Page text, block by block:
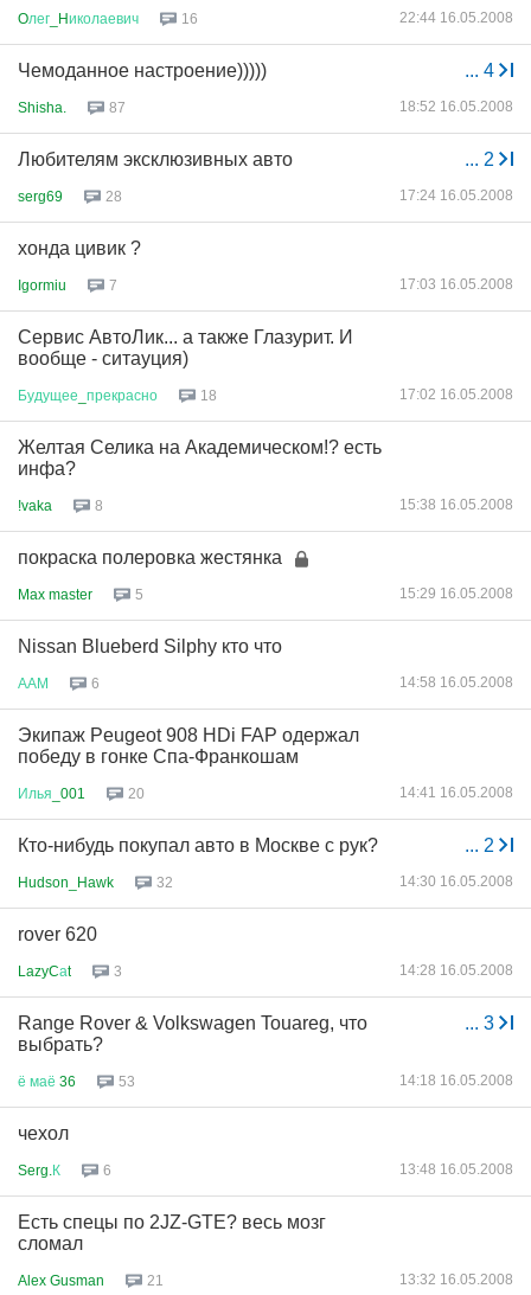
Oлег _Hиколаевич 16 22:44 16.05.2008
... 4
Чемоданное настроение)))))
Shisha. 87 18:52 16.05.2008
... 2
Любителям эксклюзивных авто
serg69 28 17:24 16.05.2008
хонда цивик ?
Igormiu 7 17:03 16.05.2008
Сервис АвтоЛик... а также Глазурит. И
вообще - ситауция)
Будущее прекрасно 18 17:02 16.05.2008
Желтая Селика на Академическом!? есть
инфа?
!vaka 8 15:38 16.05.2008
покраска полеровка жестянка
Max master 5 15:29 16.05.2008
Nissan Blueberd Silphy кто что
ААМ 6 14:58 16.05.2008
Экипаж Peugeot 908 HDi FAP одержал
победу в гонке Спа-Франкошам
Илья _001 20 14:41 16.05.2008
... 2
Кто-нибудь покупал авто в Москве с рук?
Hudson_Hawk 32 14:30 16.05.2008
rover 620
LazyCаt 3 14:28 16.05.2008
... 3
Range Rover & Volkswagen Touareg, что
выбрать?
ё маё 36 53 14:18 16.05.2008
чехол
Serg. К 6 13:48 16.05.2008
Есть спецы по 2JZ-GTE? весь мозг
сломал
Alex Gusman 21 13:32 16.05.2008